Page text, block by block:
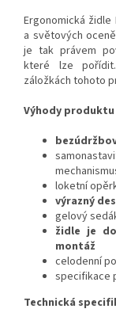
Ergonomická
a světových
je tak právem
které lze
záložkách tohoto
Výhody produktu
loketní
výrazný
gelový
židle je
montáž
celodenní
specifikace
Technická